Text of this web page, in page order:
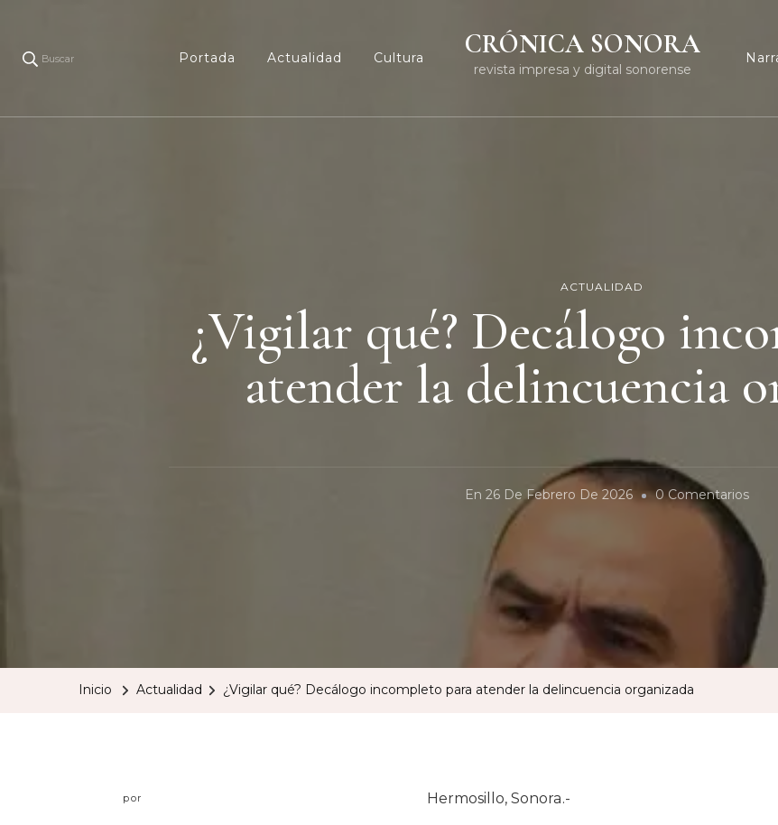
Buscar Portada Actualidad Cultura CRÓNICA SONORA
revista impresa y digital sonorense
ACTUALIDAD
¿Vigilar qué? Decálogo
atender la delincuencia
En 26 De Febrero De 2026 0 ComentariosEn
Qué?
Para
Inicio Actualidad ¿Vigilar qué? Decálogo incompleto para atender la delincuencia organizada
por Hermosillo, Sonora.-